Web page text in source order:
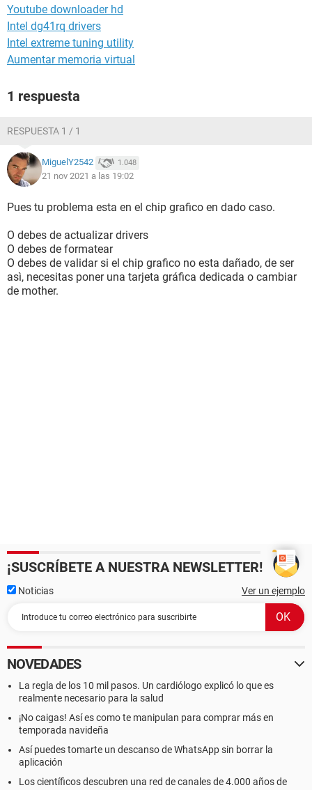
Youtube downloader hd
Intel dg41rq drivers
Intel extreme tuning utility
Aumentar memoria virtual
1 respuesta
RESPUESTA 1 / 1
MiguelY2542 1.048
21 nov 2021 a las 19:02
Pues tu problema esta en el chip grafico en dado caso.
O debes de actualizar drivers
O debes de formatear
O debes de validar si el chip grafico no esta dañado, de ser
asì, necesitas poner una tarjeta gráfica dedicada o cambiar
de mother.
¡SUSCRÍBETE A NUESTRA NEWSLETTER!
Noticias Ver un ejemplo
NOVEDADES
La regla de los 10 mil pasos. Un cardiólogo explicó lo que es
realmente necesario para la salud
¡No caigas! Así es como te manipulan para comprar más en
temporada navideña
Así puedes tomarte un descanso de WhatsApp sin borrar la
aplicación
Los científicos descubren una red de canales de 4.000 años de